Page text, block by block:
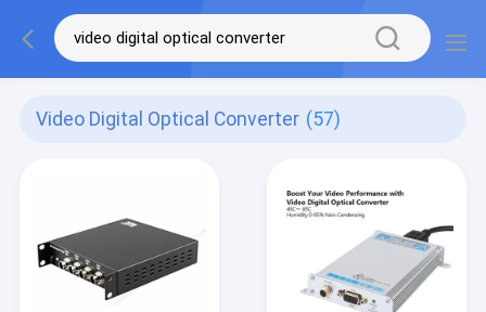
Video Digital Optical Converter (57)